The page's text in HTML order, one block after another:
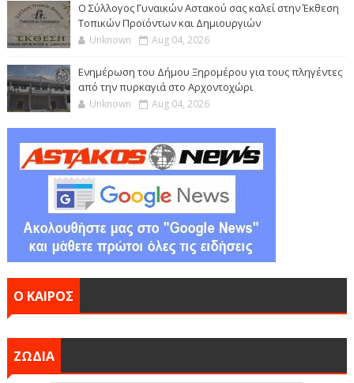
Ο Σύλλογος Γυναικών Αστακού σας καλεί στην Έκθεση
Τοπικών Προϊόντων και Δημιουργιών
Unknown Aug 04, 2026
Ενημέρωση του Δήμου Ξηρομέρου για τους πληγέντες
από την πυρκαγιά στο Αρχοντοχώρι
Unknown Aug 04, 2026
Ο ΚΑΙΡΟΣ
ΖΩΔΙΑ